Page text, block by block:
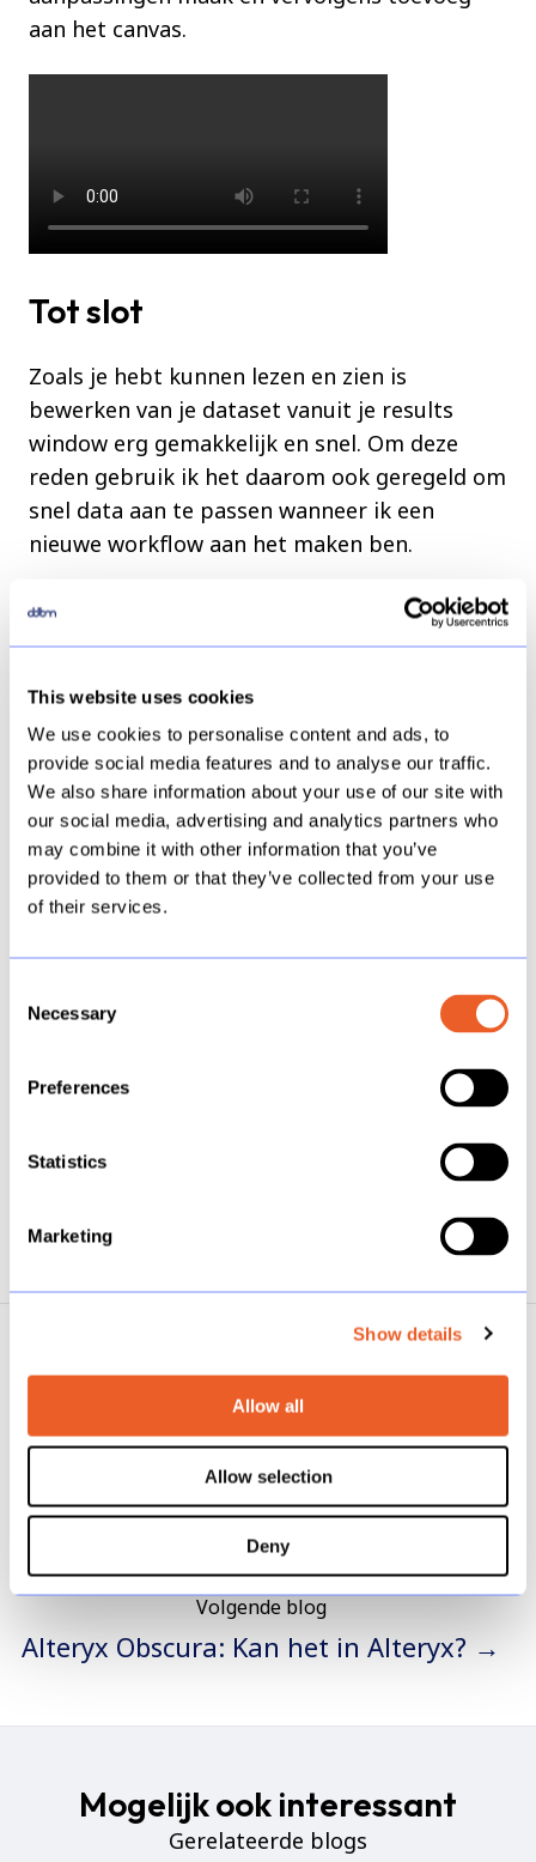
This website uses cookies
We use cookies to personalise content and ads, to
provide social media features and to analyse our traffic.
We also share information about your use of our site with
our social media, advertising and analytics partners who
may combine it with other information that you’ve
provided to them or that they’ve collected from your use
of their services.
Selection
Necessary
Preferences
Statistics
Marketing
Show details
Allow all
Allow selection
Deny
aan het canvas.
Tot slot
Zoals je hebt kunnen lezen en zien is
bewerken van je dataset vanuit je results
window erg gemakkelijk en snel. Om deze
reden gebruik ik het daarom ook geregeld om
snel data aan te passen wanneer ik een
nieuwe workflow aan het maken ben.
Heb je meer hulp of uitleg nodig? Aarzel dan
niet om contact met ons op te nemen voor
eenconsultant in.
Wil je nog meer leren over Alteryx of The
Information Lab, check dan onsblogof
onzewebsite.
Wanneer je deze blog in het Engels leest is
Nederlands.
op
op
Vorige blog
← Je workflow optimaliseren in Alteryx
Volgende blog
Alteryx Obscura: Kan het in Alteryx? →
Mogelijk ook interessant
Gerelateerde blogs